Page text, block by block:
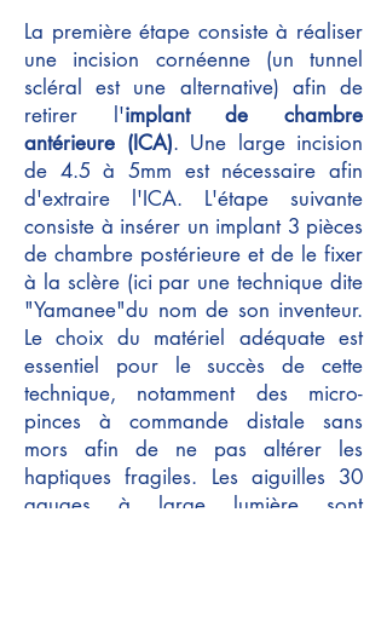
La première étape consiste à réaliser
une incision cornéenne (un tunnel
scléral est une alternative) afin de
retirer l'implant de chambre
antérieure (ICA). Une large incision
de 4.5 à 5mm est nécessaire afin
d'extraire l'ICA. L'étape suivante
consiste à insérer un implant 3 pièces
de chambre postérieure et de le fixer
à la sclère (ici par une technique dite
"Yamanee"du nom de son inventeur.
Le choix du matériel adéquate est
essentiel pour le succès de cette
technique, notamment des micro-
pinces à commande distale sans
mors afin de ne pas altérer les
haptiques fragiles. Les aiguilles 30
gauges à large lumière sont